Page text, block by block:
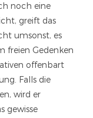
noch eine
greift das
umsonst, es
freien Gedenken
offenbart
Falls die
wird er
gewisse